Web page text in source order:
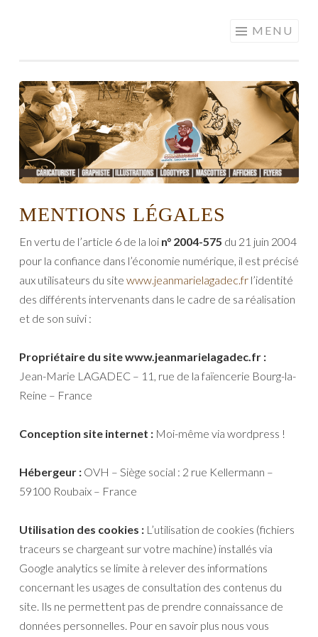
principal
CARICATURE
MENU
MENTIONS LÉGALES
En vertu de l’article 6 de la loi n° 2004-575 du 21 juin 2004
pour la confiance dans l’économie numérique, il est précisé
aux utilisateurs du site www.jeanmarielagadec.fr l’identité
des différents intervenants dans le cadre de sa réalisation
et de son suivi :
Propriétaire du site www.jeanmarielagadec.fr :
Jean-Marie LAGADEC – 11, rue de la faïencerie Bourg-la-
Reine – France
Conception site internet : Moi-même via wordpress !
Hébergeur : OVH – Siège social : 2 rue Kellermann –
59100 Roubaix – France
Utilisation des cookies : L’utilisation de cookies (fichiers
traceurs se chargeant sur votre machine) installés via
Google analytics se limite à relever des informations
concernant les usages de consultation des contenus du
site. Ils ne permettent pas de prendre connaissance de
données personnelles. Pour en savoir plus nous vous